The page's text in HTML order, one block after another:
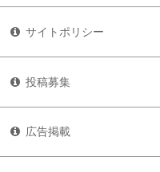
サイトポリシー
投稿募集
広告掲載